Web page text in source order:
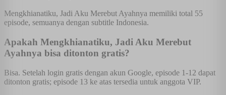
Mengkhianatiku, Jadi Aku Merebut Ayahnya memiliki total 55
episode, semuanya dengan subtitle Indonesia.
Apakah Mengkhianatiku, Jadi Aku Merebut
Ayahnya bisa ditonton gratis?
Bisa. Setelah login gratis dengan akun Google, episode 1-12 dapat
ditonton gratis; episode 13 ke atas tersedia untuk anggota VIP.